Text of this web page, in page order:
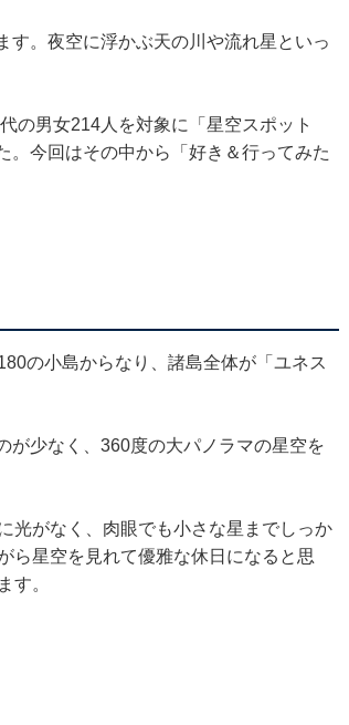
す。夜空に浮かぶ天の川や流れ星といっ
の男女214人を対象に「星空スポット
。今回はその中から「好き＆行ってみた
の小島からなり、諸島全体が「ユネス
が少なく、360度の大パノラマの星空を
光がなく、肉眼でも小さな星までしっか
ら星空を見れて優雅な休日になると思
す。